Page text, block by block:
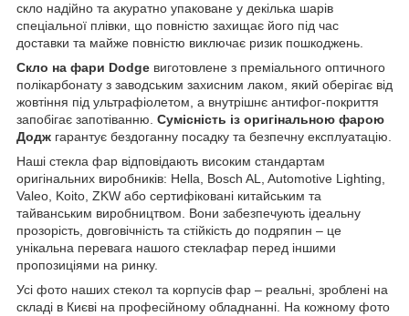
скло надійно та акуратно упаковане у декілька шарів
спеціальної плівки, що повністю захищає його під час
доставки та майже повністю виключає ризик пошкоджень.
Скло на фари Dodge виготовлене з преміального оптичного
полікарбонату з заводським захисним лаком, який оберігає від
жовтіння під ультрафіолетом, а внутрішнє антифог-покриття
запобігає запотіванню. Сумісність із оригінальною фарою
Додж гарантує бездоганну посадку та безпечну експлуатацію.
Наші стекла фар відповідають високим стандартам
оригінальних виробників: Hella, Bosch AL, Automotive Lighting,
Valeo, Koito, ZKW або сертифіковані китайським та
тайванським виробництвом. Вони забезпечують ідеальну
прозорість, довговічність та стійкість до подряпин – це
унікальна перевага нашого стеклафар перед іншими
пропозиціями на ринку.
Усі фото наших стекол та корпусів фар – реальні, зроблені на
складі в Києві на професійному обладнанні. На кожному фото